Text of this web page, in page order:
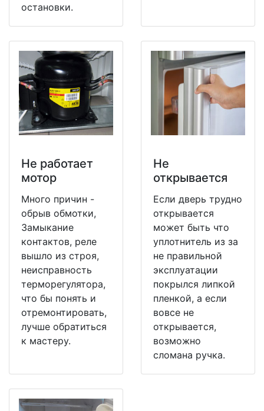
остановки.
Не работает
мотор
Много причин -
обрыв обмотки,
Замыкание
контактов, реле
вышло из строя,
неисправность
терморегулятора,
что бы понять и
отремонтировать,
лучше обратиться
к мастеру.
Не
открывается
Если дверь трудно
открывается
может быть что
уплотнитель из за
не правильной
эксплуатации
покрылся липкой
пленкой, а если
вовсе не
открывается,
возможно
сломана ручка.